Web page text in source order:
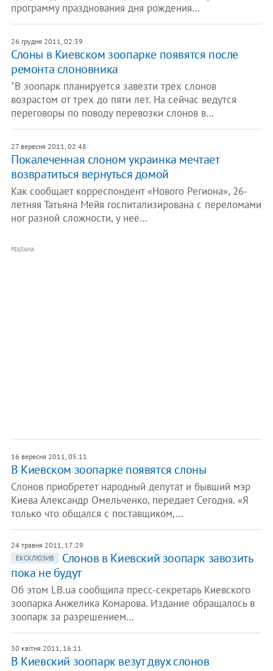
программу празднования дня рождения…
26 грудня 2011, 02:39
​Слоны в Киевском зоопарке появятся после
ремонта слоновника
"В зоопарк планируется завезти трех слонов
возрастом от трех до пяти лет. На сейчас ведутся
переговоры по поводу перевозки слонов в…
27 вересня 2011, 02:48
​Покалеченная слоном украинка мечтает
возвратиться вернуться домой
Как сообщает корреспондент «Нового Региона», 26-
летняя Татьяна Мейя госпитализирована с переломами
ног разной сложности, у неё…
РЕКЛАМА
16 вересня 2011, 05:11
​В Киевском зоопарке появятся слоны
Слонов приобретет народный депутат и бывший мэр
Киева Александр Омельченко, передает Сегодня. «Я
только что общался с поставщиком,…
24 травня 2011, 17:29
ЕКСКЛЮЗИВ
Слонов в Киевский зоопарк завозить
пока не будут
Об этом LB.ua сообщила пресс-секретарь Киевского
зоопарка Анжелика Комарова. Издание обращалось в
зоопарк за разрешением…
30 квітня 2011, 16:11
В Киевский зоопарк везут двух слонов